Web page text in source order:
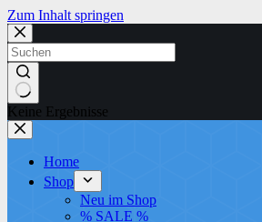
Zum Inhalt springen
Keine Ergebnisse
Home
Shop
Neu im Shop
% SALE %